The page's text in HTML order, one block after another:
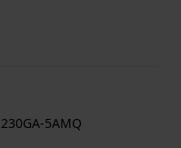
Questo significa
5AMQ